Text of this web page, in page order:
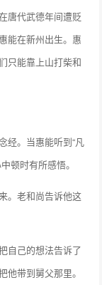
唐代武德年间遭贬
能在新州出生。惠
只能靠上山打柴和
经。当惠能听到“凡
顿时有所感悟。
。老和尚告诉他这
自己的想法告诉了
带到舅父那里。